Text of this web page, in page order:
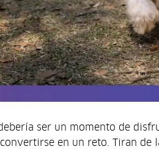
ser un momento de
en un reto. Tiran